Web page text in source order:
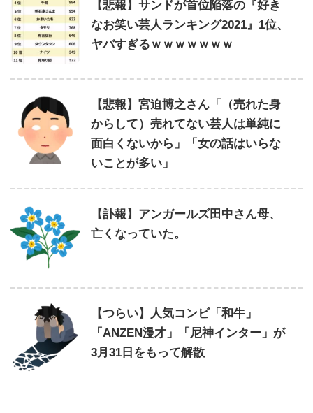
【悲報】サンドが首位陥落の『好き
なお笑い芸人ランキング2021』1位、
ヤバすぎるｗｗｗｗｗｗｗ
【悲報】宮迫博之さん「（売れた身
からして）売れてない芸人は単純に
面白くないから」「女の話はいらな
いことが多い」
【訃報】アンガールズ田中さん母、
亡くなっていた。
【つらい】人気コンビ「和牛」
「ANZEN漫才」「尼神インター」が
3月31日をもって解散